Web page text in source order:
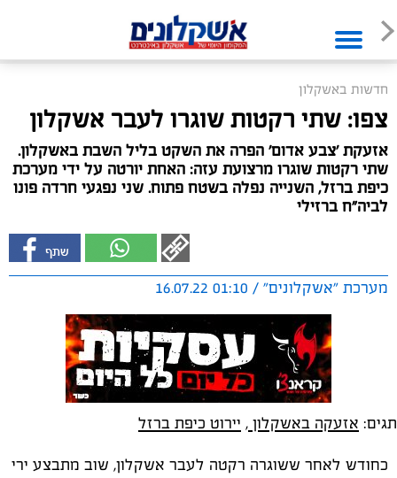
חדשות באשקלון
צפו: שתי רקטות שוגרו לעבר אשקלון
אזעקת 'צבע אדום' הפרה את השקט בליל השבת באשקלון.
שתי רקטות שוגרו מרצועת עזה: האחת יורטה על ידי מערכת
כיפת ברזל, השנייה נפלה בשטח פתוח. שני נפגעי חרדה פונו
לביה"ח ברזילי
מערכת "אשקלונים" / 01:10 16.07.22
תגים: אזעקה באשקלון , יירוט כיפת ברזל
כחודש לאחר ששוגרה רקטה לעבר אשקלון, שוב מתבצע ירי